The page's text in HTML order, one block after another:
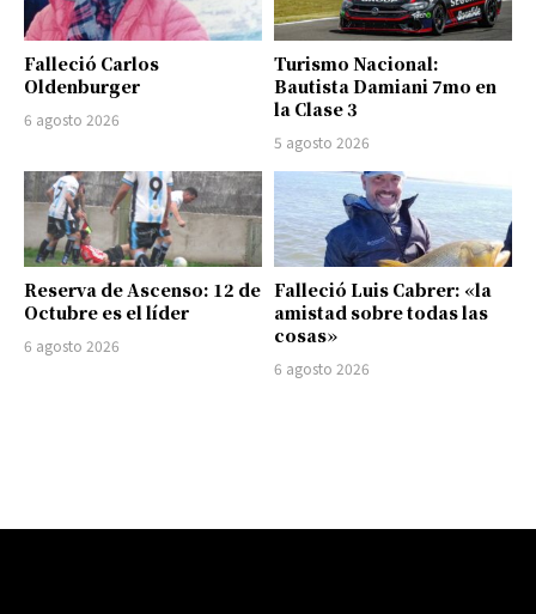
Falleció Carlos
Oldenburger
6 agosto 2026
Turismo Nacional:
Bautista Damiani 7mo en
la Clase 3
5 agosto 2026
Reserva de Ascenso: 12 de
Octubre es el líder
6 agosto 2026
Falleció Luis Cabrer: «la
amistad sobre todas las
cosas»
6 agosto 2026